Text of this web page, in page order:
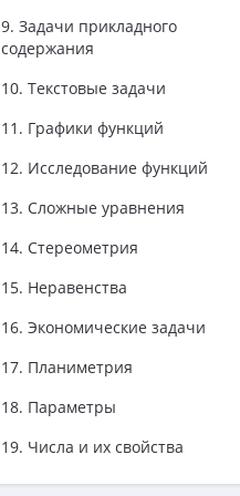
9. Задачи прикладного
содержания
10. Текстовые задачи
11. Графики функций
12. Исследование функций
13. Сложные уравнения
14. Стереометрия
15. Неравенства
16. Экономические задачи
17. Планиметрия
18. Параметры
19. Числа и их свойства